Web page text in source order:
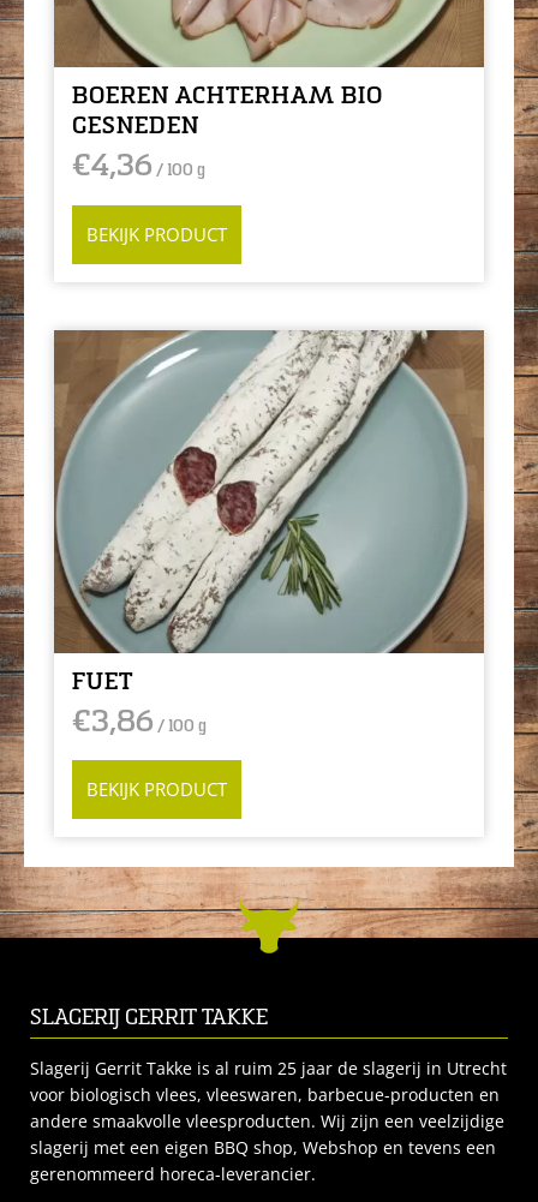
BOEREN ACHTERHAM BIO
GESNEDEN
€4,36 / 100 g
BEKIJK PRODUCT
FUET
€3,86 / 100 g
BEKIJK PRODUCT
SLAGERIJ GERRIT TAKKE
Slagerij Gerrit Takke is al ruim 25 jaar de slagerij in Utrecht
voor biologisch vlees, vleeswaren, barbecue-producten en
andere smaakvolle vleesproducten. Wij zijn een veelzijdige
slagerij met een eigen BBQ shop, Webshop en tevens een
gerenommeerd horeca-leverancier.